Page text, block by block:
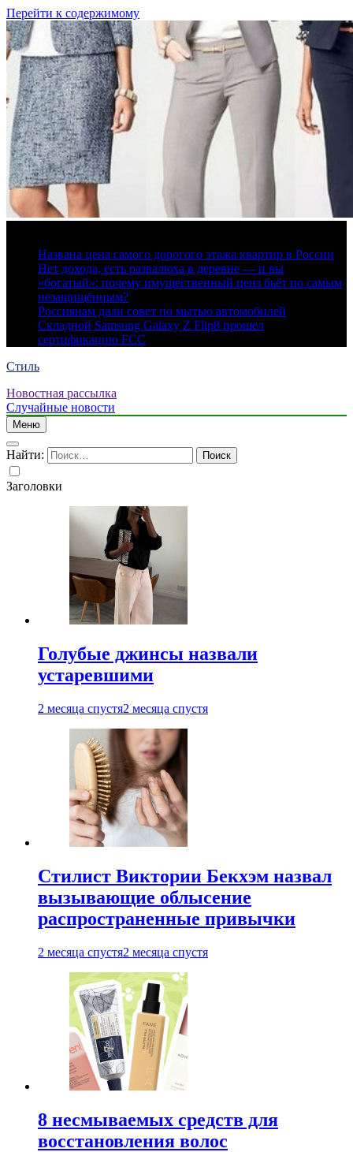
Перейти к содержимому
Названа цена самого дорогого этажа квартир в России
Нет дохода, есть развалюха в деревне — и вы
«богатый»: почему имущественный ценз бьёт по самым
незащищённым?
Россиянам дали совет по мытью автомобилей
Складной Samsung Galaxy Z Flip8 прошёл
сертификацию FCC
Стиль
Новостная рассылка
Случайные новости
Меню
Найти:
Заголовки
Голубые джинсы назвали
устаревшими
2 месяца спустя2 месяца спустя
Стилист Виктории Бекхэм назвал
вызывающие облысение
распространенные привычки
2 месяца спустя2 месяца спустя
8 несмываемых средств для
восстановления волос